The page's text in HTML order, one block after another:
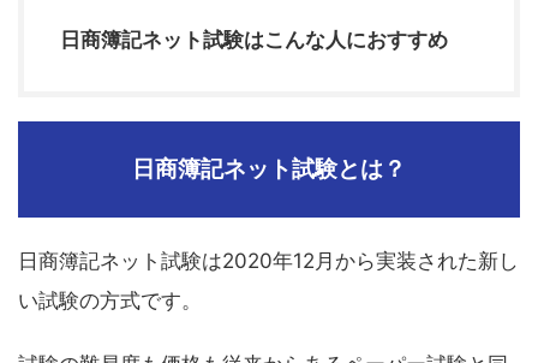
日商簿記ネット試験はこんな人におすすめ
日商簿記ネット試験とは？
日商簿記ネット試験は2020年12月から実装された新し
い試験の方式です。